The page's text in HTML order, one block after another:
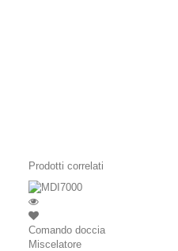
Prodotti correlati
Comando doccia
Miscelatore